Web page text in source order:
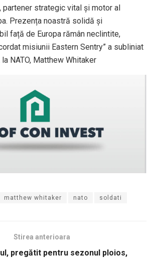
partener strategic vital și motor al
Prezența noastră solidă și
față de Europa rămân neclintite,
misiunii Eastern Sentry” a subliniat
NATO, Matthew Whitaker
matthew whitaker nato soldati
Stirea anterioara
pregătit pentru sezonul ploios,